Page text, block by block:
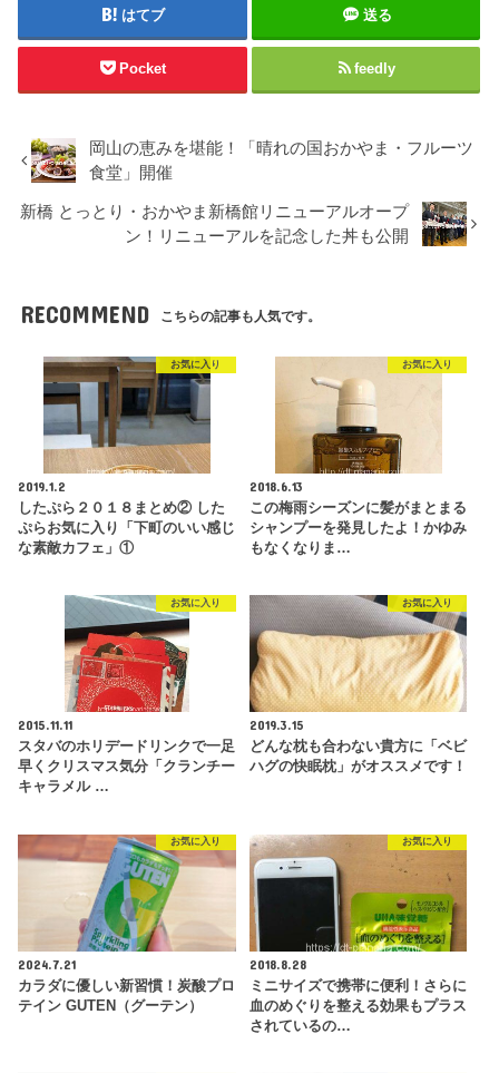
はてブ 送る
Pocket feedly
岡山の恵みを堪能！「晴れの国おかやま・フルーツ
食堂」開催
新橋 とっとり・おかやま新橋館リニューアルオープ
ン！リニューアルを記念した丼も公開
RECOMMEND こちらの記事も人気です。
お気に入り
2019.1.2
したぷら２０１８まとめ② した
ぷらお気に入り「下町のいい感じ
な素敵カフェ」①
お気に入り
2018.6.13
この梅雨シーズンに髪がまとまる
シャンプーを発見したよ！かゆみ
もなくなりま…
お気に入り
2015.11.11
スタバのホリデードリンクで一足
早くクリスマス気分「クランチー
キャラメル …
お気に入り
2019.3.15
どんな枕も合わない貴方に「ベビ
ハグの快眠枕」がオススメです！
お気に入り
2024.7.21
カラダに優しい新習慣！炭酸プロ
テイン GUTEN（グーテン）
お気に入り
2018.8.28
ミニサイズで携帯に便利！さらに
血のめぐりを整える効果もプラス
されているの…